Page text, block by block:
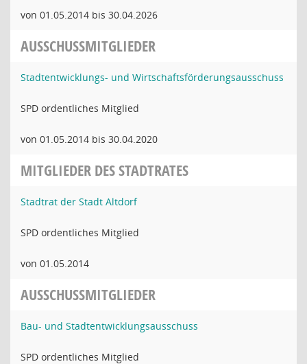
von 01.05.2014 bis 30.04.2026
AUSSCHUSSMITGLIEDER
Stadtentwicklungs- und Wirtschaftsförderungsausschuss
SPD ordentliches Mitglied
von 01.05.2014 bis 30.04.2020
MITGLIEDER DES STADTRATES
Stadtrat der Stadt Altdorf
SPD ordentliches Mitglied
von 01.05.2014
AUSSCHUSSMITGLIEDER
Bau- und Stadtentwicklungsausschuss
SPD ordentliches Mitglied